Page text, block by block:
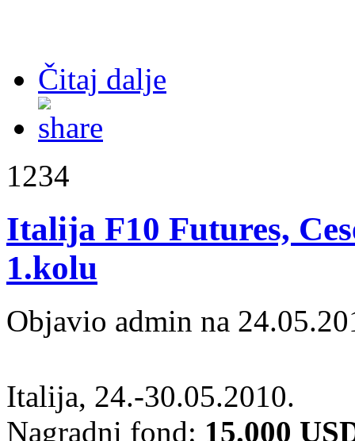
Čitaj dalje
1234
Italija F10 Futures,
1.kolu
Objavio admin na
Italija, 24.-30.05.2010.
Nagradni fond: 15.000